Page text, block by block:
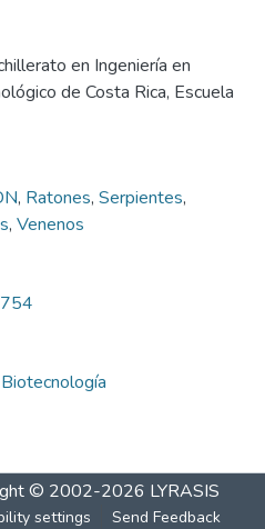
en Ingeniería en
de Costa Rica, Escuela
, Ratones, Serpientes,
, Venenos
© 2002-2026 LYRASIS
settings Send Feedback